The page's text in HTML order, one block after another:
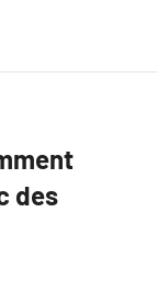
des